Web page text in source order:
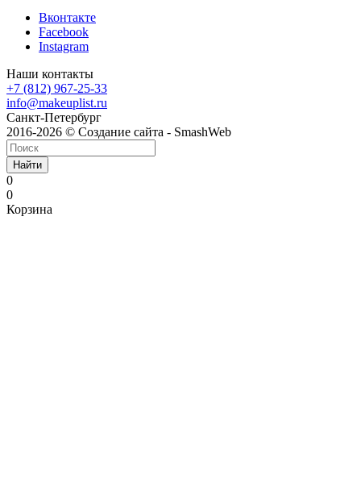
Вконтакте
Facebook
Instagram
Наши контакты
+7 (812) 967-25-33
info@makeuplist.ru
Санкт-Петербург
2016-2026 © Создание сайта - SmashWeb
Найти
0
0
Корзина